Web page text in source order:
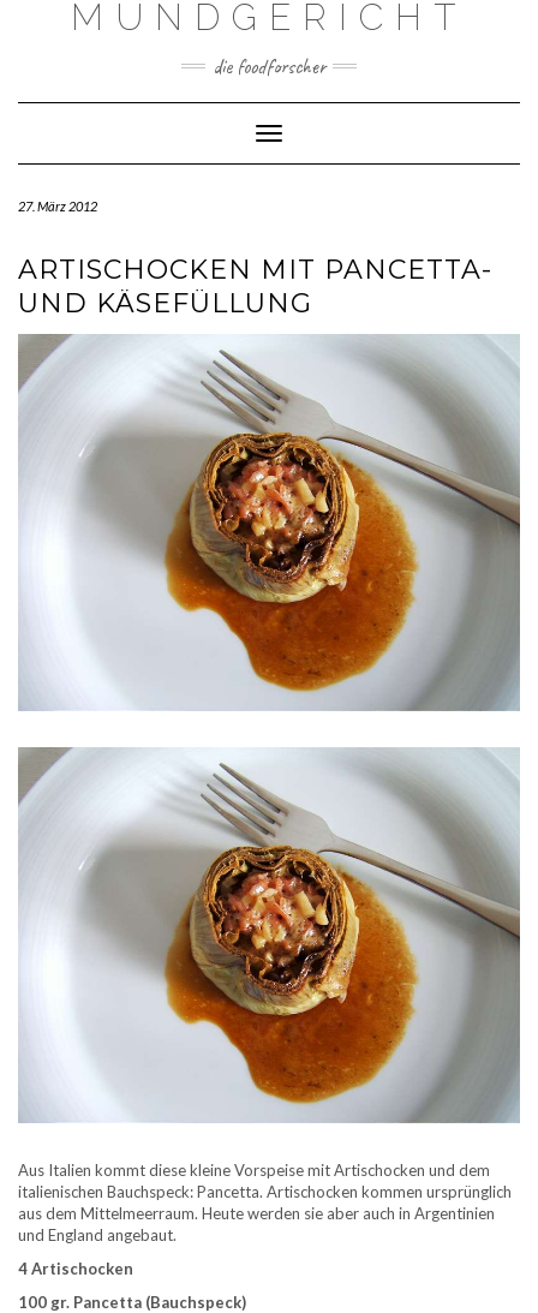
MUNDGERICHT
die foodforscher
Toggle Navigation
27. März 2012
ARTISCHOCKEN MIT PANCETTA-
UND KÄSEFÜLLUNG
Aus Italien kommt diese kleine Vorspeise mit Artischocken und dem
italienischen Bauchspeck: Pancetta. Artischocken kommen ursprünglich
aus dem Mittelmeerraum. Heute werden sie aber auch in Argentinien
und England angebaut.
4 Artischocken
100 gr. Pancetta (Bauchspeck)